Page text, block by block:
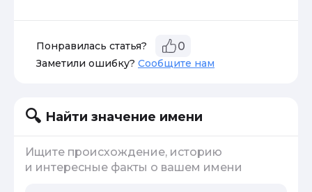
Понравилась статья? 0
Заметили ошибку? Сообщите нам
Найти значение имени
Ищите происхождение, историю
и интересные факты о вашем имени